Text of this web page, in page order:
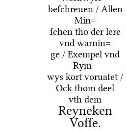
beſchreuen / Allen
Min=
ſchen tho der lere
vnd warnin=
ge / Exempel vnd
Rym=
wys kort voruatet /
Ock thom deel
vth dem
Reyneken
Voſſe.